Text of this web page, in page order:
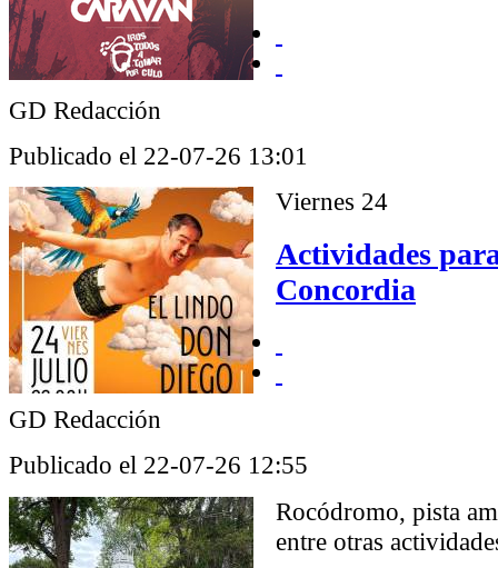
GD Redacción
Publicado el 22-07-26 13:01
Viernes 24
Actividades
Concordia
GD Redacción
Publicado el 22-07-26 12:55
Rocódromo, pista
entre otras